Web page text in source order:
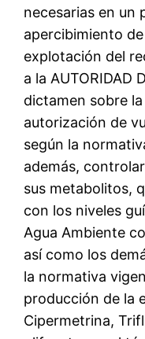
necesarias en un
apercibimiento
explotación del
a la AUTORIDAD
dictamen sobre
autorización de
según la
además,
sus metabolitos,
con los niveles
Agua Ambiente
así como los
la normativa
producción de la
Cipermetrina,